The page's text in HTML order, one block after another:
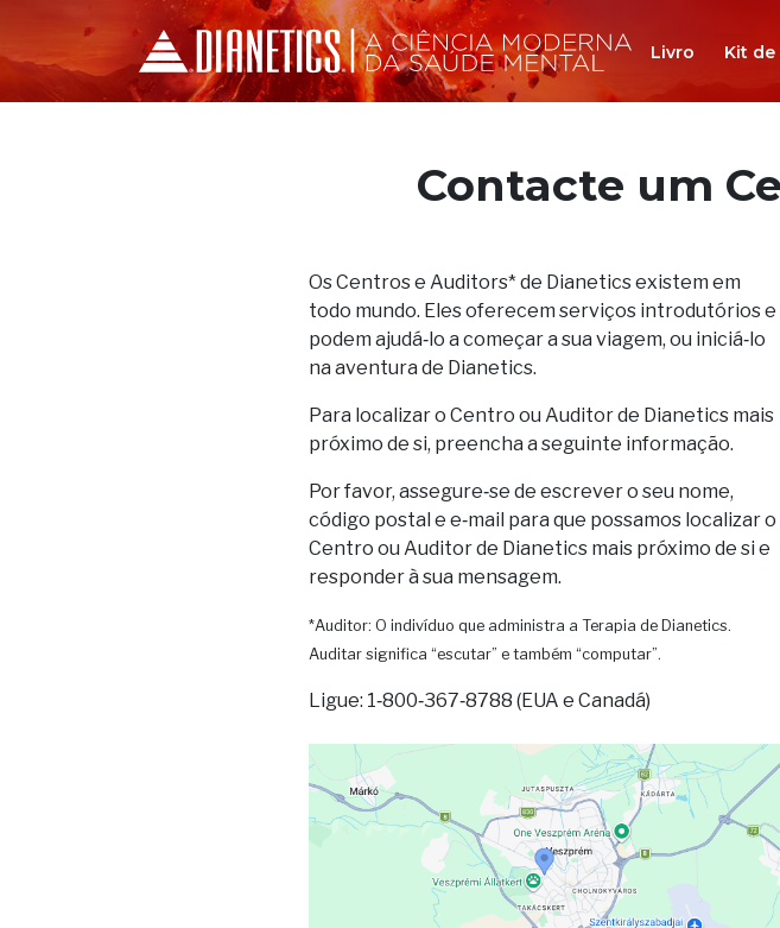
Livro Kit
Contacte um
Os Centros e Auditors* de Dianetics existem em
todo mundo. Eles oferecem serviços introdutórios e
podem ajudá‑lo a começar a sua viagem, ou iniciá‑lo
na aventura de Dianetics.
Para localizar o Centro ou Auditor de Dianetics mais
próximo de si, preencha a seguinte informação.
Por favor, assegure‑se de escrever o seu nome,
código postal e e‑mail para que possamos localizar o
Centro ou Auditor de Dianetics mais próximo de si e
responder à sua mensagem.
*Auditor: O indivíduo que administra a Terapia de Dianetics.
Auditar significa “escutar” e também “computar”.
Ligue: 1‑800‑367‑8788 (EUA e Canadá)